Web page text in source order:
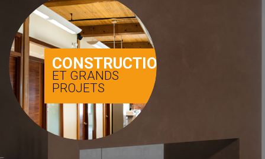
CONSTRUCTION
ET GRANDS
PROJETS